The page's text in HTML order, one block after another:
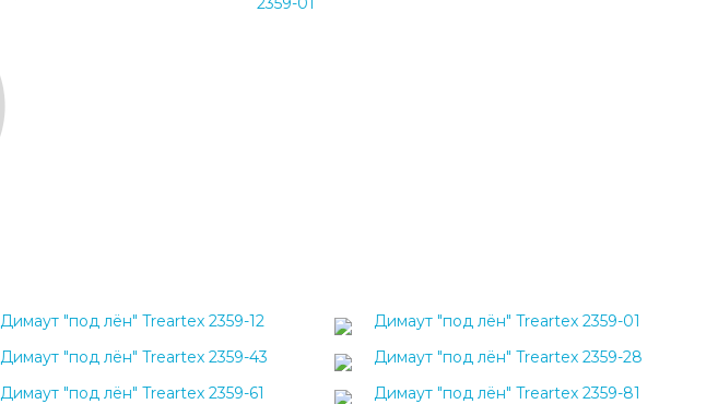
Димаут "под лён" Treartex 2359-12
Димаут "под лён" Treartex 2359-01
Димаут "под лён" Treartex 2359-43
Димаут "под лён" Treartex 2359-28
Димаут "под лён" Treartex 2359-61 Димаут "под лён" Treartex 2359-81